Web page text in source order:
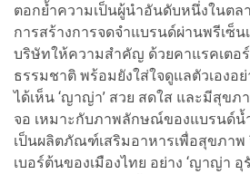
ตอกย้ำความเป็นผู้นำอันดับหนึ่งในต
การสร้างการจดจำแบรนด์ผ่านพรีเซ็น
บริษัทให้ความสำคัญ ด้วยคาแรคเตอ
ธรรมชาติ พร้อมยังใส่ใจดูแลตัวเองอ
ได้เห็น ‘ญาญ่า’ สวย สดใส และมีสุข
จอ เหมาะกับภาพลักษณ์ของแบรนด์น้
เป็นผลิตภัณฑ์เสริมอาหารเพื่อสุขภาพ
เบอร์ต้นของเมืองไทย อย่าง ‘ญาญ่า อุ